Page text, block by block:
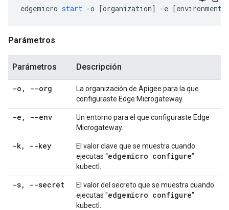
edgemicro start -o [organization] -e [environment
Parámetros
Parámetros Descripción
-o , --org
La organización de Apigee para la que
configuraste Edge Microgateway.
-e , --env
Un entorno para el que configuraste Edge
Microgateway.
-k, --key
El valor clave que se muestra cuando
ejecutas “edgemicro configure”
kubectl.
-s, --secret
El valor del secreto que se muestra cuando
ejecutas "edgemicro configure"
kubectl.